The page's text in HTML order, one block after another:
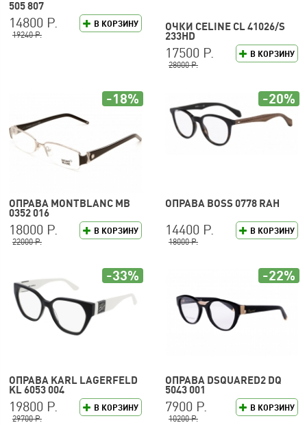
505 807
В КОРЗИНУ
14800 Р.
19240 Р.
ОЧКИ CELINE CL 41026/S
233HD
В КОРЗИНУ
17500 Р.
28000 Р.
ОПРАВА MONTBLANC MB
0352 016
В КОРЗИНУ
18000 Р.
22000 Р.
-18%
ОПРАВА BOSS 0778 RAH
В КОРЗИНУ
14400 Р.
18000 Р.
-20%
ОПРАВА KARL LAGERFELD
KL 6053 004
В КОРЗИНУ
19800 Р.
29700 Р.
-33%
ОПРАВА DSQUARED2 DQ
5043 001
В КОРЗИНУ
7900 Р.
10200 Р.
-22%